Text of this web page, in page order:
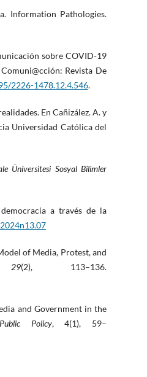
Information Pathologies.
sobre COVID-19
Revista De
2226-1478.12.4.546.
En Cañizález. A. y
Universidad Católica del
Üniversitesi Sosyal Bilimler
a través de la
of Media, Protest, and
29(2), 113–136.
and Government in the
Policy, 4(1), 59–